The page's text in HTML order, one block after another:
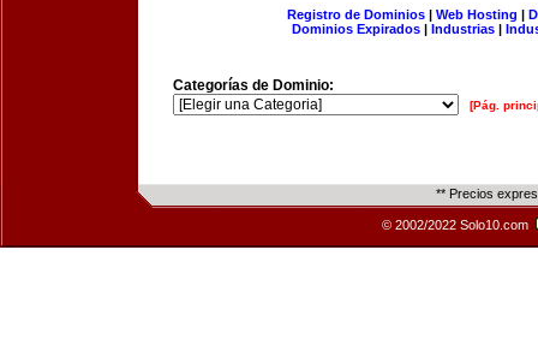
Registro de Dominios| Web Hosting |
Dominios Expirados | Industrias |
Categorías de Dominio:
[Pág.
** Precios
© 2002/2022 Solo10.com